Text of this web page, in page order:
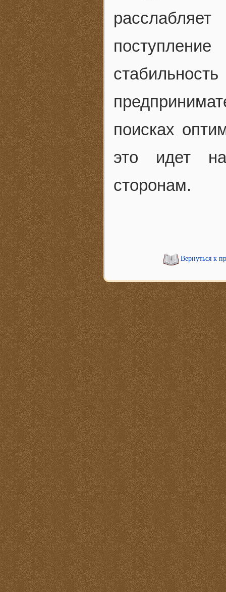
поисках
это идет
сторонам.
Вернуться к